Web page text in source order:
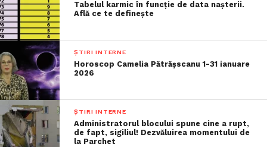
Tabelul karmic în funcție de data nașterii.
Află ce te definește
ȘTIRI INTERNE
Horoscop Camelia Pătrășscanu 1-31 ianuare
2026
ȘTIRI INTERNE
Administratorul blocului spune cine a rupt,
de fapt, sigiliul! Dezvăluirea momentului de
la Parchet